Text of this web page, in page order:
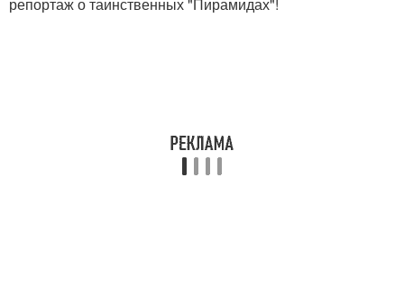
репортаж о таинственных "Пирамидах"!